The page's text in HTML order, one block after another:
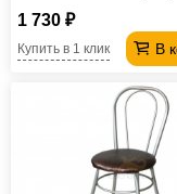
1 730 ₽
В
Купить в 1 клик